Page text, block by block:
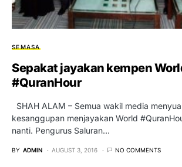
SEMASA
Sepakat jayakan kempen
#QuranHour
SHAH ALAM – Semua wakil media
kesanggupan menjayakan World
nanti. Pengurus Saluran…
BY ADMIN AUGUST 3, 2016 NO COMMENTS